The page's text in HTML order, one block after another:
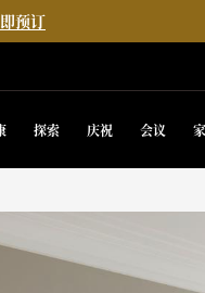
预订
探索 庆祝 会议